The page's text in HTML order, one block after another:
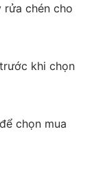
rửa chén cho
khi chọn
chọn mua